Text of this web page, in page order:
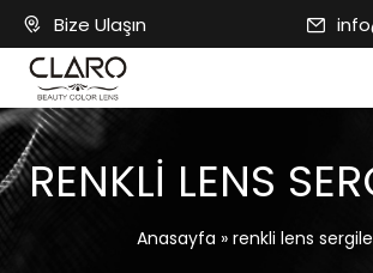
Bize Ulaşın
RENKLI LENS
Anasayfa » renkli lens